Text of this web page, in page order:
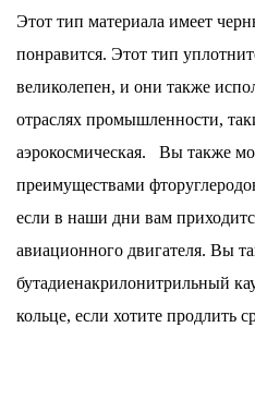
Этот тип материала имеет
понравится. Этот тип
великолепен, и они также
отраслях промышленности,
аэрокосмическая.
Вы также
преимуществами
если в наши дни вам
авиационного двигателя. Вы
бутадиенакрилонитрильный
кольце, если хотите продлить